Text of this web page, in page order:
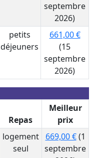
septembre
2026)
petits
déjeuners
661,00 €
(15
septembre
2026)
Repas
Meilleur
prix
logement
seul
669,00 €(1
septembre